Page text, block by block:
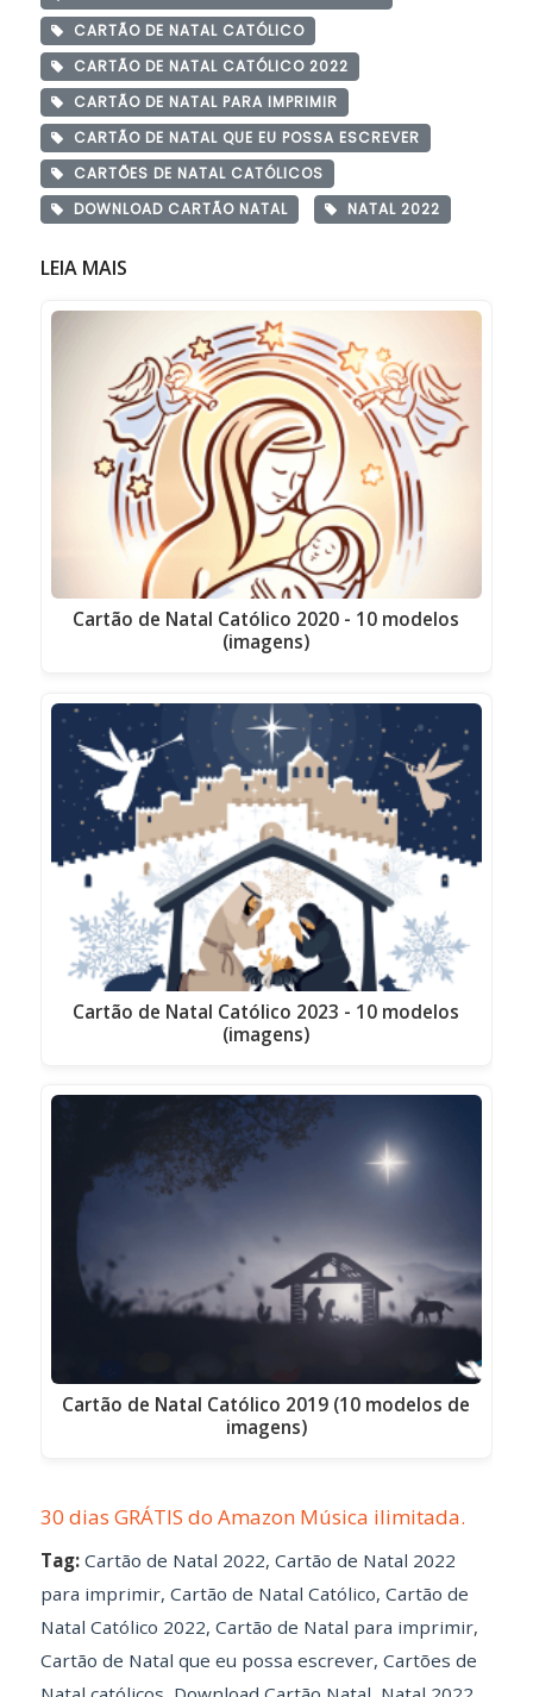
CARTÃO DE NATAL CATÓLICO
CARTÃO DE NATAL CATÓLICO 2022
CARTÃO DE NATAL PARA IMPRIMIR
CARTÃO DE NATAL QUE EU POSSA ESCREVER
CARTÕES DE NATAL CATÓLICOS
DOWNLOAD CARTÃO NATAL
NATAL 2022
LEIA MAIS
Cartão de Natal Católico 2020 - 10 modelos
(imagens)
Cartão de Natal Católico 2023 - 10 modelos
(imagens)
Cartão de Natal Católico 2019 (10 modelos de
imagens)
30 dias GRÁTIS do Amazon Música ilimitada.
Tag: Cartão de Natal 2022, Cartão de Natal 2022
para imprimir, Cartão de Natal Católico, Cartão de
Natal Católico 2022, Cartão de Natal para imprimir,
Cartão de Natal que eu possa escrever, Cartões de